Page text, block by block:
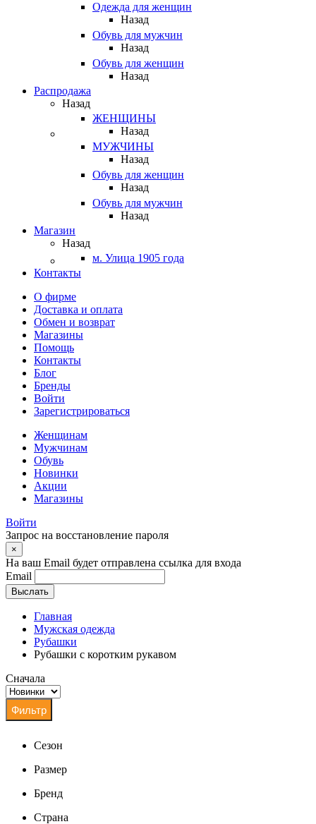
Одежда для женщин
Назад
Обувь для мужчин
Назад
Обувь для женщин
Назад
Распродажа
Назад
ЖЕНЩИНЫ
Назад
МУЖЧИНЫ
Назад
Обувь для женщин
Назад
Обувь для мужчин
Назад
Магазин
Назад
м. Улица 1905 года
Контакты
О фирме
Доставка и оплата
Обмен и возврат
Магазины
Помощь
Контакты
Блог
Бренды
Войти
Зарегистрироваться
Женщинам
Мужчинам
Обувь
Новинки
Акции
Магазины
Войти
Запрос на восстановление пароля
×
На ваш Email будет отправлена ссылка для входа
Email
Выслать
Главная
Мужская одежда
Рубашки
Рубашки с коротким рукавом
Сначала
Сезон
Размер
Бренд
Страна